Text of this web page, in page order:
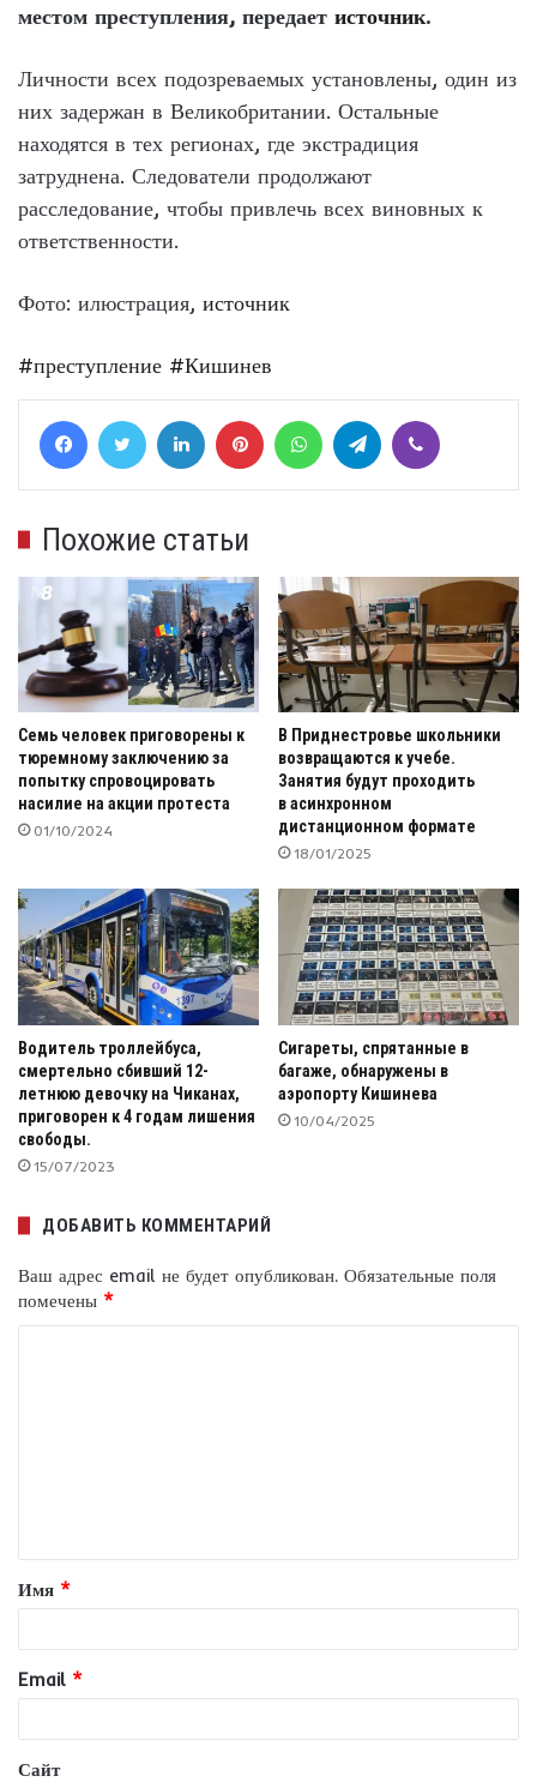
местом преступления, передает источник.
Личности всех подозреваемых установлены, один из
них задержан в Великобритании. Остальные
находятся в тех регионах, где экстрадиция
затруднена. Следователи продолжают
расследование, чтобы привлечь всех виновных к
ответственности.
Фото: илюстрация, источник
#преступление #Кишинев
FacebookTwitter LinkedIn Pinterest WhatsAppTelegram
Похожие статьи
Семь человек приговорены к
тюремному заключению за
попытку спровоцировать
насилие на акции протеста
01/10/2024
В Приднестровье школьники
возвращаются к учебе.
Занятия будут проходить
в асинхронном
дистанционном формате
18/01/2025
Водитель троллейбуса,
смертельно сбивший 12-
летнюю девочку на Чиканах,
приговорен к 4 годам лишения
свободы.
15/07/2023
Сигареты, спрятанные в
багаже, обнаружены в
аэропорту Кишинева
10/04/2025
ДОБАВИТЬ КОММЕНТАРИЙ
Ваш адрес email не будет опубликован. Обязательные поля
помечены *
т
а
й
*
Имя *
Email *
Сайт